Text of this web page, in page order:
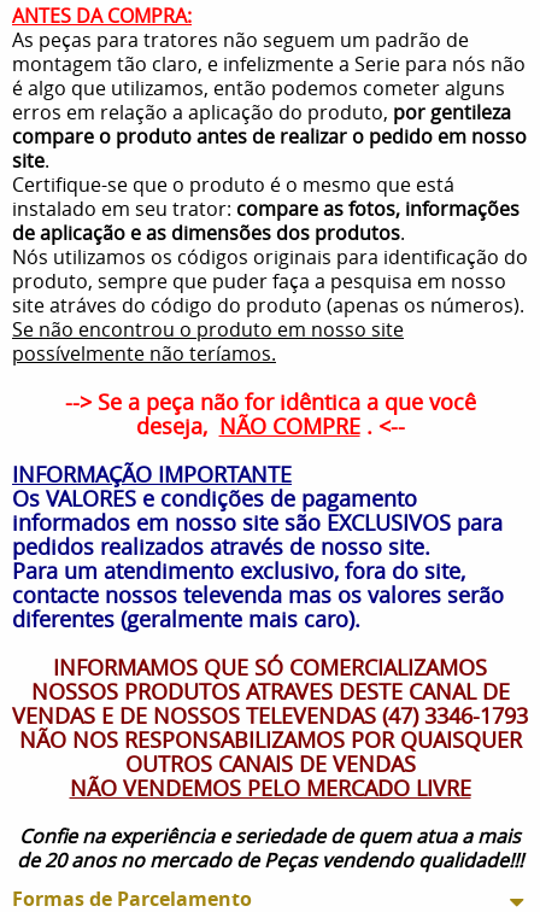
ANTES DA COMPRA:
As peças para tratores não seguem um padrão de
montagem tão claro, e infelizmente a Serie para nós não
é algo que utilizamos, então podemos cometer alguns
erros em relação a aplicação do produto, por gentileza
compare o produto antes de realizar o pedido em nosso
site.
Certifique-se que o produto é o mesmo que está
instalado em seu trator: compare as fotos, informações
de aplicação e as dimensões dos produtos.
Nós utilizamos os códigos originais para identificação do
produto, sempre que puder faça a pesquisa em nosso
site atráves do código do produto (apenas os números).
Se não encontrou o produto em nosso site
possívelmente não teríamos.
--> Se a peça não for idêntica a que você
deseja, NÃO COMPRE. <--
INFORMAÇÃO IMPORTANTE
Os VALORES e condições de pagamento
informados em nosso site são EXCLUSIVOS para
pedidos realizados através de nosso site.
Para um atendimento exclusivo, fora do site,
contacte nossos televenda mas os valores serão
diferentes (geralmente mais caro).
INFORMAMOS QUE SÓ COMERCIALIZAMOS
NOSSOS PRODUTOS ATRAVES DESTE CANAL DE
VENDAS E DE NOSSOS TELEVENDAS (47) 3346-1793
NÃO NOS RESPONSABILIZAMOS POR QUAISQUER
OUTROS CANAIS DE VENDAS
NÃO VENDEMOS PELO MERCADO LIVRE
Confie na experiência e seriedade de quem atua a mais
de 20 anos no mercado de Peças vendendo qualidade!!!
Formas de Parcelamento